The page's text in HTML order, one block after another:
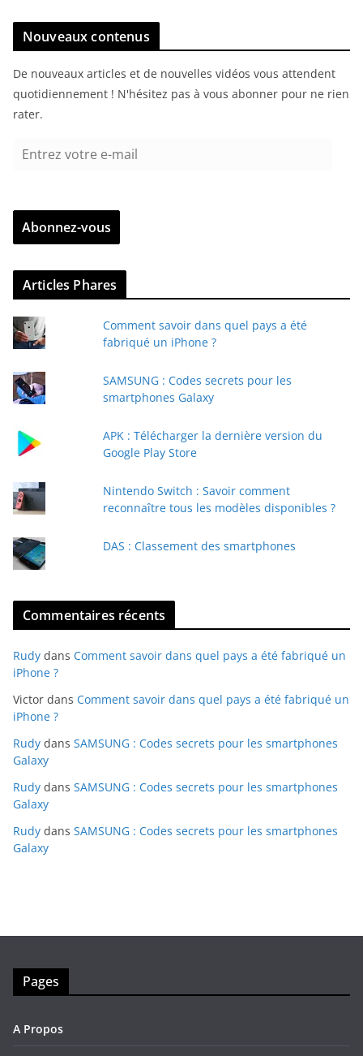
Nouveaux contenus
De nouveaux articles et de nouvelles vidéos vous attendent
quotidiennement ! N'hésitez pas à vous abonner pour ne rien
rater.
r
z
v
r
e
e
-
a
Abonnez-vous
Articles Phares
Comment savoir dans quel pays a été
fabriqué un iPhone ?
SAMSUNG : Codes secrets pour les
smartphones Galaxy
APK : Télécharger la dernière version du
Google Play Store
Nintendo Switch : Savoir comment
reconnaître tous les modèles disponibles ?
DAS : Classement des smartphones
Commentaires récents
Rudy dans Comment savoir dans quel pays a été fabriqué un
iPhone ?
Victor dans Comment savoir dans quel pays a été fabriqué un
iPhone ?
Rudy dans SAMSUNG : Codes secrets pour les smartphones
Galaxy
Rudy dans SAMSUNG : Codes secrets pour les smartphones
Galaxy
Rudy dans SAMSUNG : Codes secrets pour les smartphones
Galaxy
Pages
A Propos